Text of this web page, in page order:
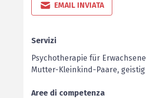
EMAIL INVIATA
Servizi
Psychotherapie für
Mutter-Kleinkind-Paare,
Aree di competenza